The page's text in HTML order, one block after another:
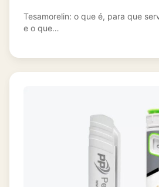
Tesamorelin: o que é, para que
e o que…